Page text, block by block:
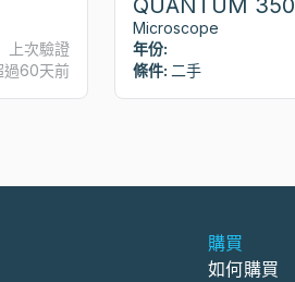
上次驗證
過60天前
QUANTUM 350
Microscope
年份:
條件: 二手
購買
如何購買